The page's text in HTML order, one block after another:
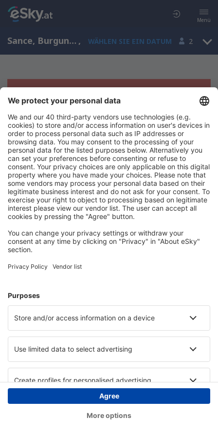
Menü
Sance, Burgund, Frankreich , WÄHLEN SIE EIN DATUM 2
Es tut uns leid, wir können keine
Ergebnisse aufzeigen
Bitte starten Sie Ihre Suche erneut mit anderen Suchkriterien.
Copyright © eSky.at. Alle Rechte vorbehalten.